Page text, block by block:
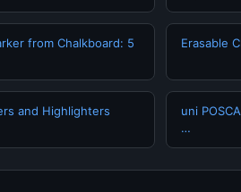
from Chalkboard: 5
Erasable
and Highlighters
uni
…